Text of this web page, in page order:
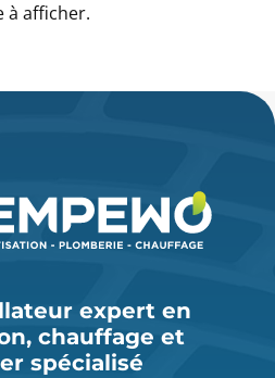
à afficher.
expert en
chauffage et
spécialisé